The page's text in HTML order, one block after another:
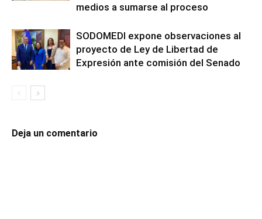
medios a sumarse al proceso
SODOMEDI expone observaciones al
proyecto de Ley de Libertad de
Expresión ante comisión del Senado
Deja un comentario